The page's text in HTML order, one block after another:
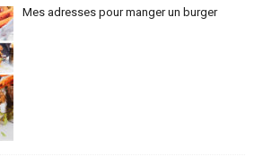
Mes adresses pour manger un burger